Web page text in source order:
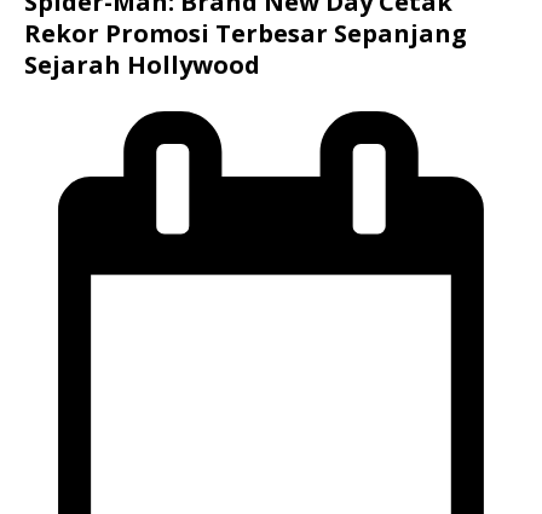
Rekor Promosi Terbesar Sepanjang
Sejarah Hollywood